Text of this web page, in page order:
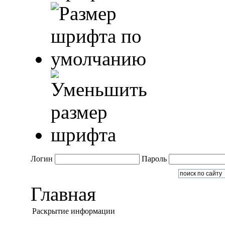
Логин Пароль
Главная
Раскрытие информации